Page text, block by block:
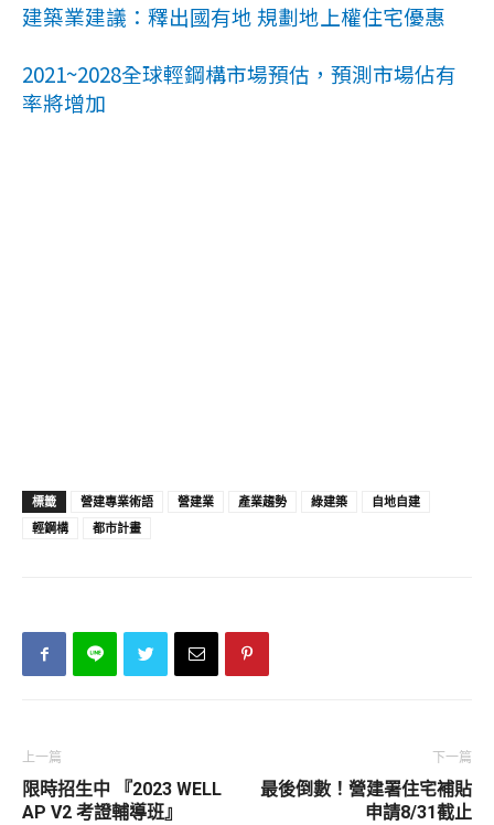
建築業建議：釋出國有地 規劃地上權住宅優惠
2021~2028全球輕鋼構市場預估，預測市場佔有
率將增加
標籤 營建專業術語 營建業 產業趨勢 綠建築
自地自建
輕鋼構
都市計畫
上一篇
限時招生中 『2023 WELL
AP V2 考證輔導班』
下一篇
最後倒數！營建署住宅補貼
申請8/31截止